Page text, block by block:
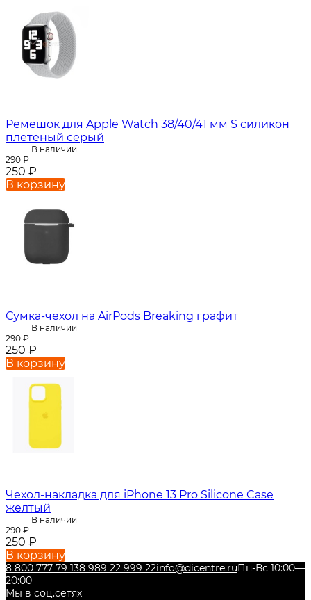
Ремешок для Apple Watch 38/40/41 мм S силикон
плетеный серый
В наличии
290 ₽
250 ₽
В корзину
Сумка-чехол на AirPods Breaking графит
В наличии
290 ₽
250 ₽
В корзину
Чехол-накладка для iPhone 13 Pro Silicone Case
желтый
В наличии
290 ₽
250 ₽
В корзину
8 800 777 79 138 989 22 999 22info@dicentre.ruПн-Вс 10:00—
20:00
Мы в соц.сетях